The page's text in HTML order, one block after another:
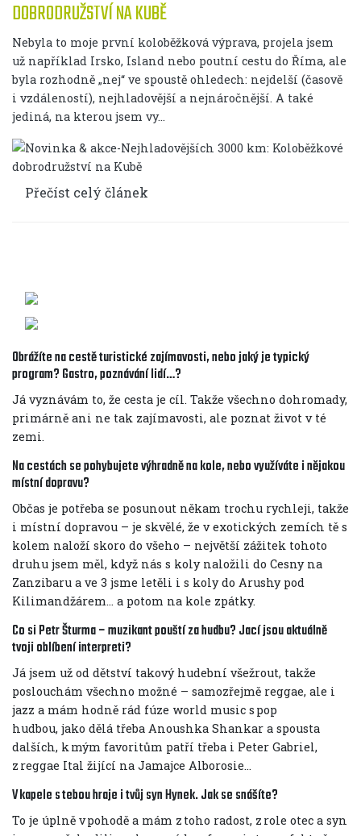
DOBRODRUŽSTVÍ NA KUBĚ
Nebyla to moje první koloběžková výprava, projela jsem
už například Irsko, Island nebo poutní cestu do Říma, ale
byla rozhodně „nej“ ve spoustě ohledech: nejdelší (časově
i vzdáleností), nejhladovější a nejnáročnější. A také
jediná, na kterou jsem vy...
Přečíst celý článek
Obrážíte na cestě turistické zajímavosti, nebo jaký je typický
program? Gastro, poznávání lidí…?
Já vyznávám to, že cesta je cíl. Takže všechno dohromady,
primárně ani ne tak zajímavosti, ale poznat život v té
zemi.
Na cestách se pohybujete výhradně na kole, nebo využíváte i nějakou
místní dopravu?
Občas je potřeba se posunout někam trochu rychleji, takže
i místní dopravou – je skvělé, že v exotických zemích tě s
kolem naloží skoro do všeho – největší zážitek tohoto
druhu jsem měl, když nás s koly naložili do Cesny na
Zanzibaru a ve 3 jsme letěli i s koly do Arushy pod
Kilimandžárem… a potom na kole zpátky.
Co si Petr Šturma – muzikant pouští za hudbu? Jací jsou aktuálně
tvoji oblíbení interpreti?
Já jsem už od dětství takový hudební všežrout, takže
poslouchám všechno možné – samozřejmě reggae, ale i
jazz a mám hodně rád fúze world music s pop
hudbou, jako dělá třeba Anoushka Shankar a spousta
dalších, k mým favoritům patří třeba i Peter Gabriel,
z reggae Ital žijící na Jamajce Alborosie…
V kapele s tebou hraje i tvůj syn Hynek. Jak se snášíte?
To je úplně v pohodě a mám z toho radost, z role otec a syn